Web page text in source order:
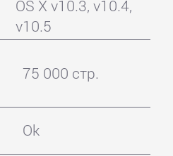
OS X v10.3, v10.4,
v10.5
75 000 стр.
Ok